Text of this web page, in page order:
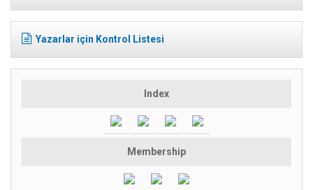
Yazarlar için Kontrol Listesi
Index
Membership